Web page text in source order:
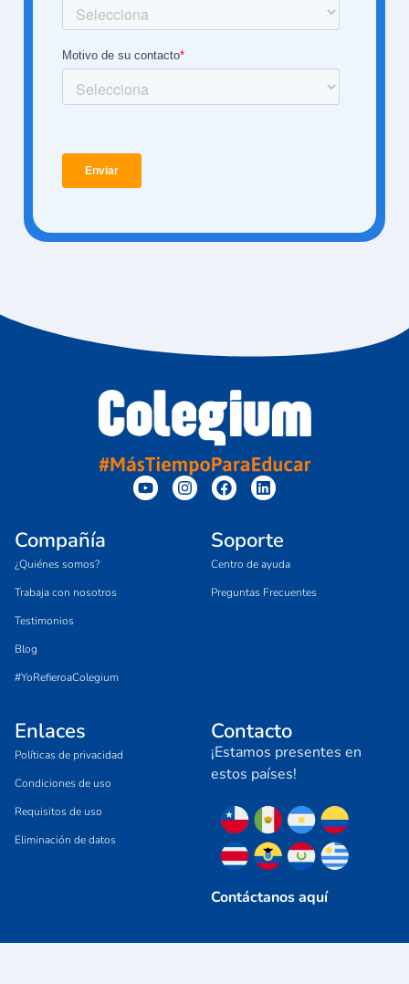
Compañía
¿Quiénes somos?
Trabaja con nosotros
Testimonios
Blog
#YoRefieroaColegium
Soporte
Centro de ayuda
Preguntas Frecuentes
Enlaces
Políticas de privacidad
Condiciones de uso
Requisitos de uso
Eliminación de datos
Contacto
¡Estamos presentes en
estos países!
Contáctanos aquí